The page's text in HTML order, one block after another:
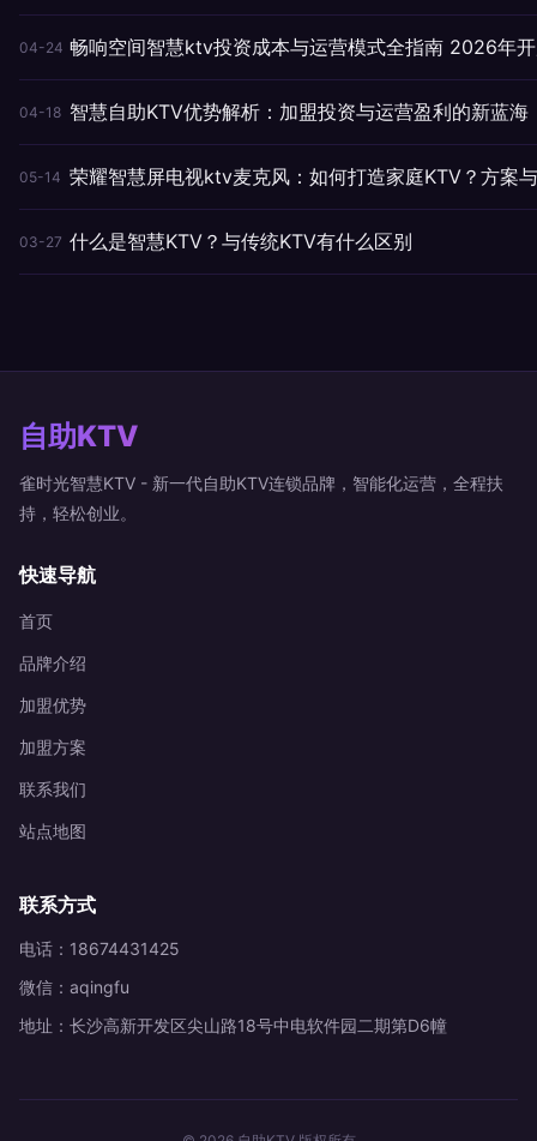
04-24 畅响空间智慧ktv投资成本与运营模式全指南 2026年
04-18 智慧自助KTV优势解析：加盟投资与运营盈利的新蓝海
05-14 荣耀智慧屏电视ktv麦克风：如何打造家庭KTV？方案
03-27 什么是智慧KTV？与传统KTV有什么区别
自助KTV
雀时光智慧KTV - 新一代自助KTV连锁品牌，智能化运营，全程扶
持，轻松创业。
快速导航
首页
品牌介绍
加盟优势
加盟方案
联系我们
站点地图
联系方式
电话：18674431425
微信：aqingfu
地址：长沙高新开发区尖山路18号中电软件园二期第D6幢